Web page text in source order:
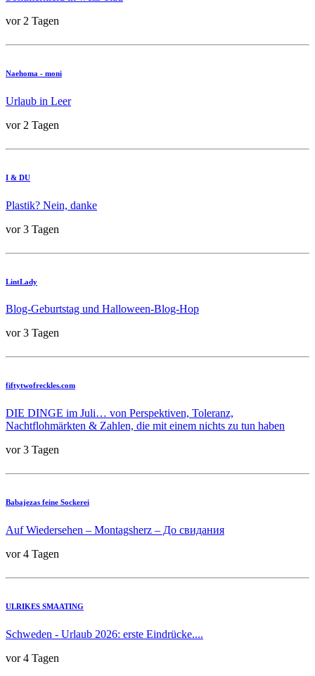
vor 2 Tagen
Naehoma - moni
Urlaub in Leer
vor 2 Tagen
I & DU
Plastik? Nein, danke
vor 3 Tagen
LintLady
Blog-Geburtstag und Halloween-Blog-Hop
vor 3 Tagen
fiftytwofreckles.com
DIE DINGE im Juli… von Perspektiven, Toleranz,
Nachtflohmärkten & Zahlen, die mit einem nichts zu tun haben
vor 3 Tagen
Babajezas feine Sockerei
Auf Wiedersehen – Montagsherz – До свидания
vor 4 Tagen
ULRIKES SMAATING
Schweden - Urlaub 2026: erste Eindrücke....
vor 4 Tagen